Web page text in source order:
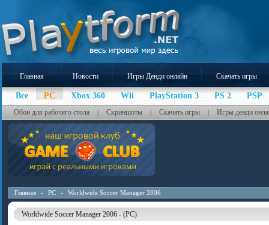
Главная Новости Игры Денди онлайн Скачать игры
Все PC Xbox 360 Wii PlayStation 3 PS 2 PSP
Обои для рабочего стола | Скриншоты | Скачать игры | Игры денди
Главная - PC - Worldwide Soccer Manager 2006
Worldwide Soccer Manager 2006 - (PC)